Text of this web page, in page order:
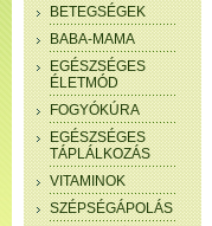
BETEGSÉGEK
BABA-MAMA
EGÉSZSÉGES
ÉLETMÓD
FOGYÓKÚRA
EGÉSZSÉGES
TÁPLÁLKOZÁS
VITAMINOK
SZÉPSÉGÁPOLÁS